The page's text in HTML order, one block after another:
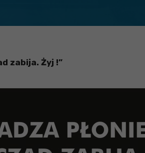
zabija. Żyj !”